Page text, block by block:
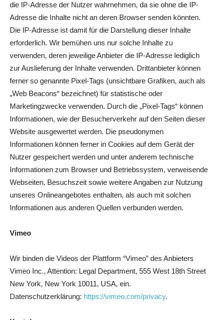
die IP-Adresse der Nutzer wahrnehmen, da sie ohne die IP-
Adresse die Inhalte nicht an deren Browser senden könnten.
Die IP-Adresse ist damit für die Darstellung dieser Inhalte
erforderlich. Wir bemühen uns nur solche Inhalte zu
verwenden, deren jeweilige Anbieter die IP-Adresse lediglich
zur Auslieferung der Inhalte verwenden. Drittanbieter können
ferner so genannte Pixel-Tags (unsichtbare Grafiken, auch als
„Web Beacons“ bezeichnet) für statistische oder
Marketingzwecke verwenden. Durch die „Pixel-Tags“ können
Informationen, wie der Besucherverkehr auf den Seiten dieser
Website ausgewertet werden. Die pseudonymen
Informationen können ferner in Cookies auf dem Gerät der
Nutzer gespeichert werden und unter anderem technische
Informationen zum Browser und Betriebssystem, verweisende
Webseiten, Besuchszeit sowie weitere Angaben zur Nutzung
unseres Onlineangebotes enthalten, als auch mit solchen
Informationen aus anderen Quellen verbunden werden.
Vimeo
Wir binden die Videos der Plattform “Vimeo” des Anbieters
Vimeo Inc., Attention: Legal Department, 555 West 18th Street
New York, New York 10011, USA, ein.
Datenschutzerklärung: https://vimeo.com/privacy.